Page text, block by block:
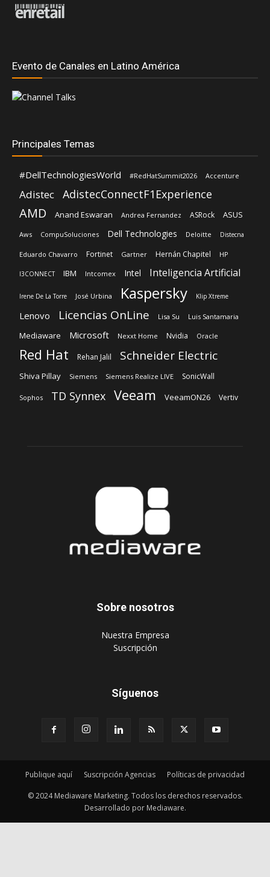
Evento de Canales en Latino América
Principales Temas
#DellTechnologiesWorld #RedHatSummit2026 Accenture
Adistec AdistecConnectF1Experience
AMD Anand Eswaran Andrea Fernandez ASRock ASUS
Aws CompuSoluciones Dell Technologies Deloitte Distecna
Eduardo Chavarro Fortinet Gartner Hernán Chapitel HP
I3CONNECT IBM Intcomex Intel Inteligencia Artificial
Irene De La Torre José Urbina Kaspersky Klip Xtreme
Lenovo Licencias OnLine Lisa Su Luis Santamaria
Mediaware Microsoft Nexxt Home Nvidia Oracle
Red Hat Rehan Jalil Schneider Electric
Shiva Pillay Siemens Siemens Realize LIVE SonicWall
Sophos TD Synnex Veeam VeeamON26 Vertiv
Sobre nosotros
‎Nuestra Empresa
‎Suscripción
Síguenos
Publique aquí Suscripción Agencias Políticas de privacidad
© 2024 Mediaware Marketing. Todos los derechos reservados.
Desarrollado por Mediaware.